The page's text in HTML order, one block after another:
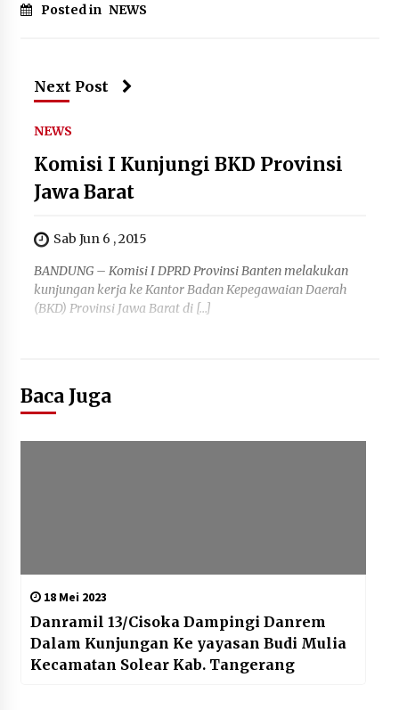
Posted in NEWS
Next Post
NEWS
Komisi I Kunjungi BKD Provinsi
Jawa Barat
Sab Jun 6 , 2015
BANDUNG – Komisi I DPRD Provinsi Banten melakukan
kunjungan kerja ke Kantor Badan Kepegawaian Daerah
(BKD) Provinsi Jawa Barat di […]
Baca Juga
18 Mei 2023
Danramil 13/Cisoka Dampingi Danrem
Dalam Kunjungan Ke yayasan Budi Mulia
Kecamatan Solear Kab. Tangerang